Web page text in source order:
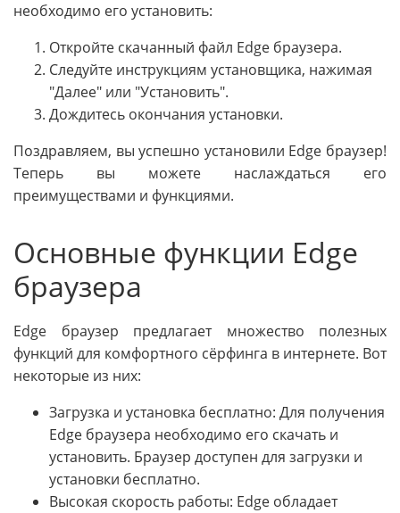
необходимо его установить:
Откройте скачанный файл Edge браузера.
Следуйте инструкциям установщика, нажимая
"Далее" или "Установить".
Дождитесь окончания установки.
Поздравляем, вы успешно установили Edge браузер!
Теперь вы можете наслаждаться его
преимуществами и функциями.
Основные функции Edge
браузера
Edge браузер предлагает множество полезных
функций для комфортного сёрфинга в интернете. Вот
некоторые из них:
Загрузка и установка бесплатно: Для получения
Edge браузера необходимо его скачать и
установить. Браузер доступен для загрузки и
установки бесплатно.
Высокая скорость работы: Edge обладает